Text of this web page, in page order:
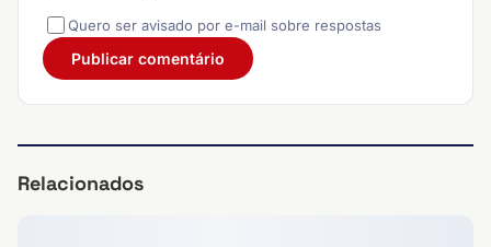
Quero ser avisado por e-mail sobre respostas
Relacionados